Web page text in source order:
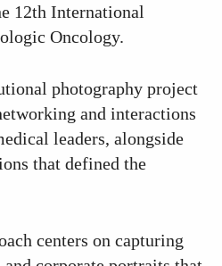
12th International
Oncology.
photography project
and interactions
leaders, alongside
that defined the
centers on capturing